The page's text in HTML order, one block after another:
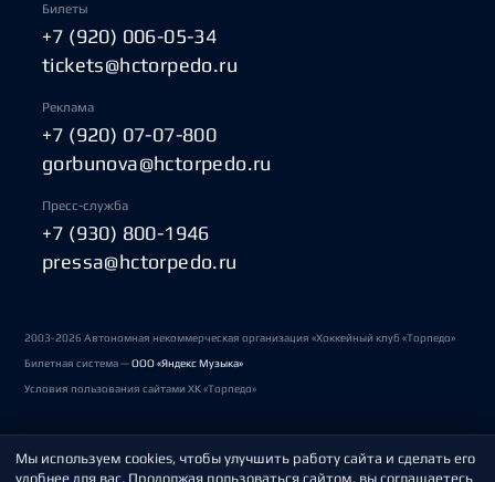
Билеты
+7 (920) 006-05-34
tickets@hctorpedo.ru
Реклама
+7 (920) 07-07-800
gorbunova@hctorpedo.ru
Пресс-служба
+7 (930) 800-1946
pressa@hctorpedo.ru
2003-2026 Автономная некоммерческая организация «Хоккейный клуб «Торпедо»
Билетная система —ООО «Яндекс Музыка»
Условия пользования сайтами ХК «Торпедо»
Политика обработки персональных данных
Мы используем cookies, чтобы улучшить работу сайта и сделать его
удобнее для вас. Продолжая пользоваться сайтом, вы соглашаетесь